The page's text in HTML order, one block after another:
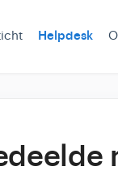
Helpdesk